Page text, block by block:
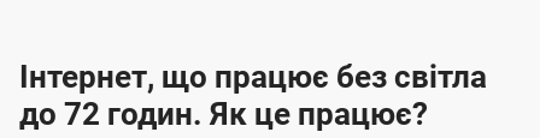
Інтернет, що працює без світла
до 72 годин. Як це працює?